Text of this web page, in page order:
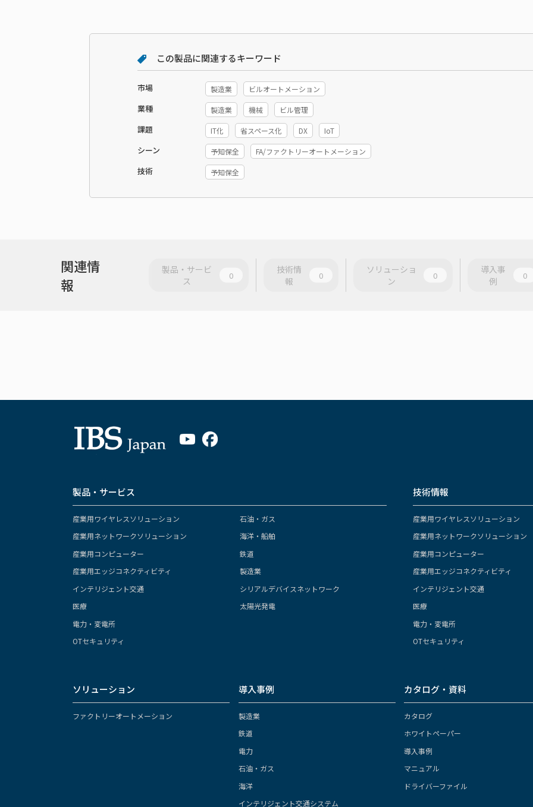
この製品に関連するキーワード
市場 製造業 ビルオートメーション
業種 製造業 機械 ビル管理
課題 IT化 省スペース化 DX IoT
シーン 予知保全 FA/ファクトリーオートメーション
技術 予知保全
関連情
報
製品・サービ
ス
0
技術情
報
0
ソリューショ
ン
0
導入事
例
0
製品・サービス
産業用ワイヤレスソリューション
産業用ネットワークソリューション
産業用コンピューター
産業用エッジコネクティビティ
インテリジェント交通
医療
電力・変電所
OTセキュリティ
石油・ガス
海洋・船舶
鉄道
製造業
シリアルデバイスネットワーク
太陽光発電
技術情報
産業用ワイヤレスソリューション
産業用ネットワークソリューション
産業用コンピューター
産業用エッジコネクティビティ
インテリジェント交通
医療
電力・変電所
OTセキュリティ
ソリューション
ファクトリーオートメーション
導入事例
製造業
鉄道
電力
石油・ガス
海洋
インテリジェント交通システム
カタログ・資料
カタログ
ホワイトペーパー
導入事例
マニュアル
ドライバーファイル